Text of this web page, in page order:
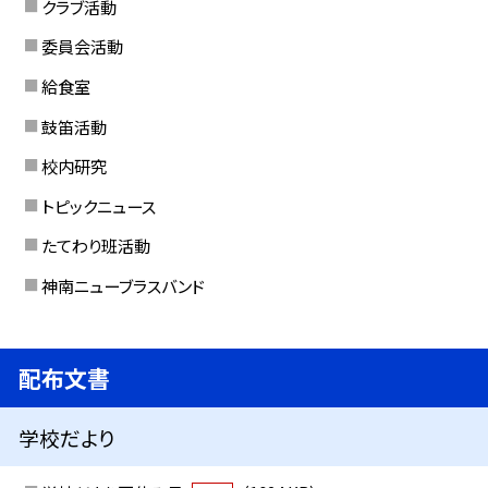
クラブ活動
委員会活動
給食室
鼓笛活動
校内研究
トピックニュース
たてわり班活動
神南ニューブラスバンド
配布文書
学校だより